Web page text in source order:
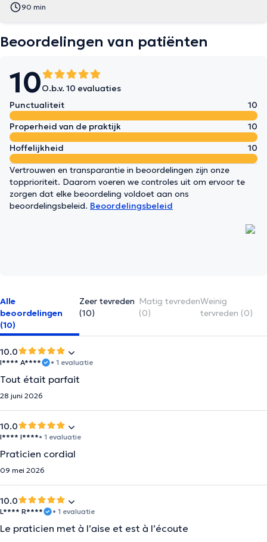
90 min
Beoordelingen van patiënten
10O.b.v. 10 evaluaties
Punctualiteit
10
Properheid van de praktijk
10
Hoffelijkheid
10
Vertrouwen en transparantie in beoordelingen zijn onze
topprioriteit. Daarom voeren we controles uit om ervoor te
zorgen dat elke beoordeling voldoet aan ons
beoordelingsbeleid. Beoordelingsbeleid
Alle
beoordelingen
(10)
Zeer tevreden
(10)
Matig tevreden
(0)
Weinig
tervreden (0)
10.0
I**** A**** • 1 evaluatie
Tout était parfait
28 juni 2026
10.0
I**** I****• 1 evaluatie
Praticien cordial
09 mei 2026
10.0
L**** R**** • 1 evaluatie
Le praticien met à l’aise et est à l’écoute